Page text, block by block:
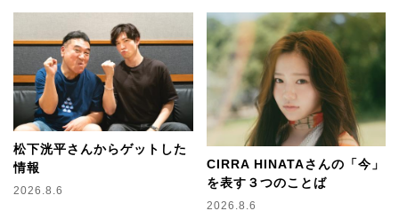
松下洸平さんからゲットした
情報
2026.8.6
CIRRA HINATAさんの「今」
を表す３つのことば
2026.8.6